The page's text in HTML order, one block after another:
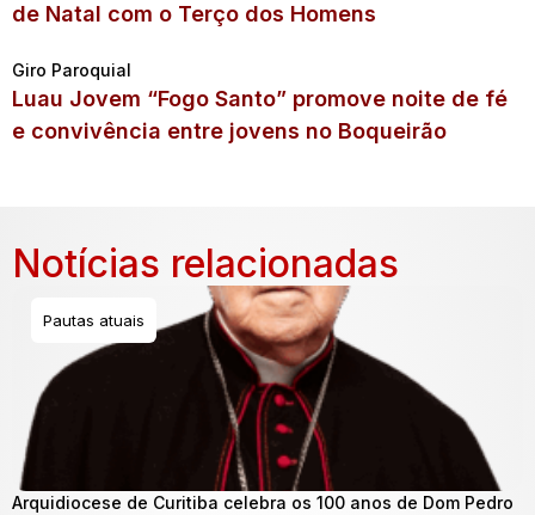
de Natal com o Terço dos Homens
Giro Paroquial
Luau Jovem “Fogo Santo” promove noite de fé
e convivência entre jovens no Boqueirão
Notícias relacionadas
Pautas atuais
Arquidiocese de Curitiba celebra os 100 anos de Dom Pedro